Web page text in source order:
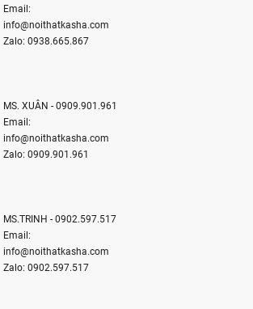
Email:
info@noithatkasha.com
Zalo: 0938.665.867
MS. XUÂN - 0909.901.961
Email:
info@noithatkasha.com
Zalo: 0909.901.961
MS.TRINH - 0902.597.517
Email:
info@noithatkasha.com
Zalo: 0902.597.517